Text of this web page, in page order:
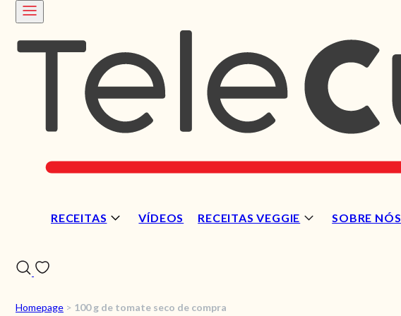
RECEITAS VÍDEOS RECEITAS VEGGIE SOBRE NÓS
Homepage > 100 g de tomate seco de compra